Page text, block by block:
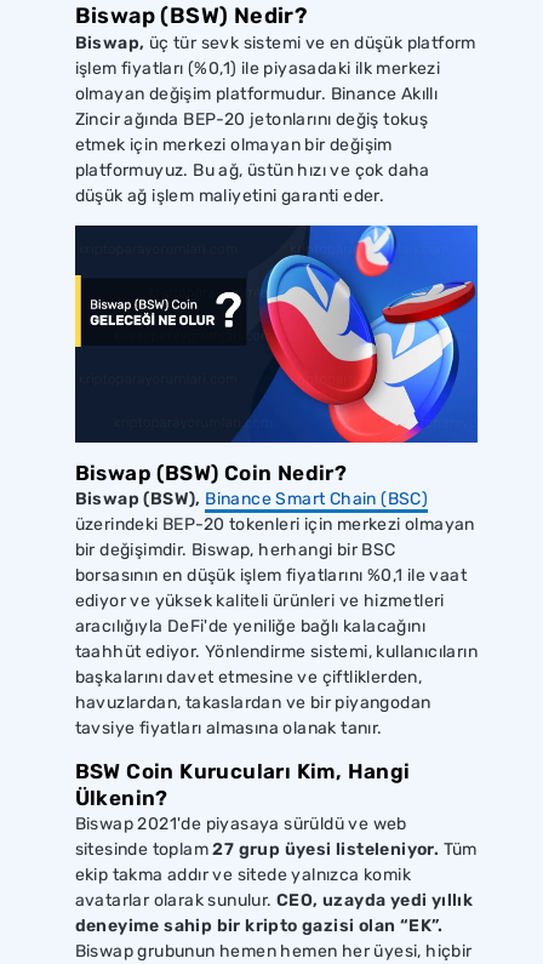
Biswap (BSW) Nedir?
Biswap, üç tür sevk sistemi ve en düşük platform
işlem fiyatları (%0,1) ile piyasadaki ilk merkezi
olmayan değişim platformudur. Binance Akıllı
Zincir ağında BEP-20 jetonlarını değiş tokuş
etmek için merkezi olmayan bir değişim
platformuyuz. Bu ağ, üstün hızı ve çok daha
düşük ağ işlem maliyetini garanti eder.
Biswap (BSW) Coin Nedir?
Biswap (BSW), Binance Smart Chain (BSC)
üzerindeki BEP-20 tokenleri için merkezi olmayan
bir değişimdir. Biswap, herhangi bir BSC
borsasının en düşük işlem fiyatlarını %0,1 ile vaat
ediyor ve yüksek kaliteli ürünleri ve hizmetleri
aracılığıyla DeFi'de yeniliğe bağlı kalacağını
taahhüt ediyor. Yönlendirme sistemi, kullanıcıların
başkalarını davet etmesine ve çiftliklerden,
havuzlardan, takaslardan ve bir piyangodan
tavsiye fiyatları almasına olanak tanır.
BSW Coin Kurucuları Kim, Hangi
Ülkenin?
Biswap 2021'de piyasaya sürüldü ve web
sitesinde toplam27 grup üyesi listeleniyor. Tüm
ekip takma addır ve sitede yalnızca komik
avatarlar olarak sunulur. CEO, uzayda yedi yıllık
deneyime sahip bir kripto gazisi olan “EK”.
Biswap grubunun hemen hemen her üyesi, hiçbir